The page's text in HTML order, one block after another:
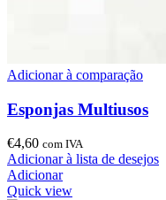
Adicionar à comparação
Esponjas Multiusos
€4,60 com IVA
Adicionar à lista de desejos
Adicionar
Quick view